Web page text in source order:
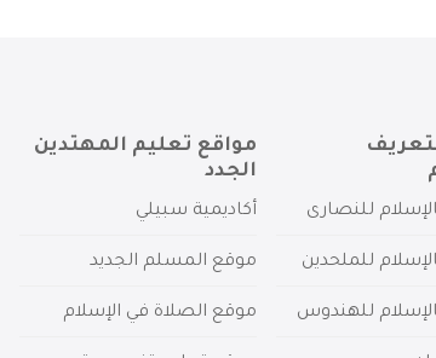
للنصارى
للملحدين
للهندوس
مواقع تعليم المهتدين
الجدد
أكاديمية سبيلي
موقع المسلم الجديد
موقع الصلاة في الإسلام